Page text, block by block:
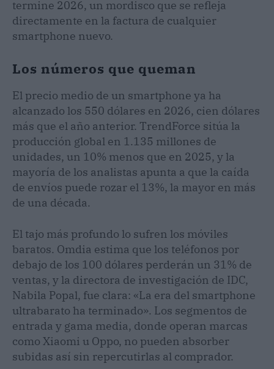
termine 2026, un mordisco que se refleja
directamente en la factura de cualquier
smartphone nuevo.
Los números que queman
El precio medio de un smartphone ya ha
alcanzado los 550 dólares en 2026, cien dólares
más que el año anterior. TrendForce sitúa la
producción global en 1.135 millones de
unidades, un 10% menos que en 2025, y la
mayoría de los analistas apunta a que la caída
de envíos puede rozar el 13%, la mayor en más
de una década.
El tajo más profundo lo sufren los móviles
baratos. Omdia estima que los teléfonos por
debajo de los 100 dólares perderán un 31% de
ventas, y la directora de investigación de IDC,
Nabila Popal, fue clara: «La era del smartphone
ultrabarato ha terminado». Los segmentos de
entrada y gama media, donde operan marcas
como Xiaomi u Oppo, no pueden absorber
subidas así sin repercutirlas al comprador.